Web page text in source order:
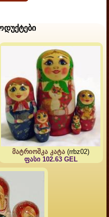
მატრიოშკა კატა (rrbz02)
ფასი 102.63 GEL